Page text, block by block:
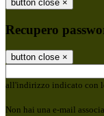
button close ×
Recupero
button close ×
all'indirizzo indicato con
Non hai una e-mail